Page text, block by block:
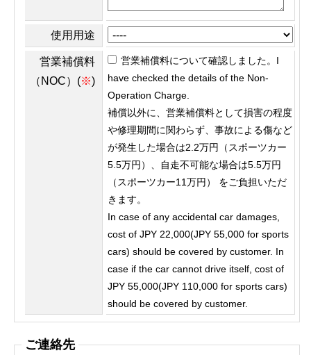
使用用途
営業補償料
（NOC）(※)
営業補償料について確認しました。I
have checked the details of the Non-
Operation Charge.
補償以外に、営業補償料として損害の程度
や修理期間に関わらず、事故による傷など
が発生した場合は2.2万円（スポーツカー
5.5万円）、自走不可能な場合は5.5万円
（スポーツカー11万円） をご負担いただ
きます。
In case of any accidental car damages,
cost of JPY 22,000(JPY 55,000 for sports
cars) should be covered by customer. In
case if the car cannot drive itself, cost of
JPY 55,000(JPY 110,000 for sports cars)
should be covered by customer.
ご連絡先